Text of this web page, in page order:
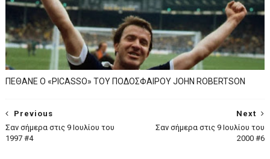
ΠΕΘΑΝΕ Ο «PICASSO» TOY ΠΟΔΟΣΦΑΙΡΟΥ JOHN ROBERTSON
Next
Σαν σήμερα στις 9 Ιουλίου του
2000 #6
Previous
Σαν σήμερα στις 9 Ιουλίου του
1997 #4